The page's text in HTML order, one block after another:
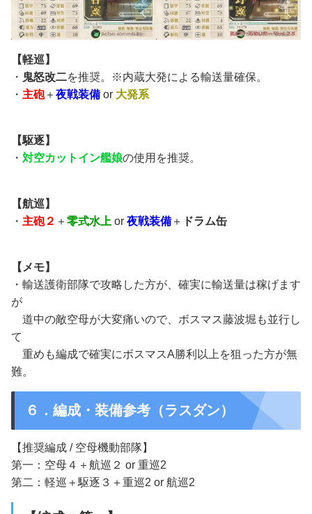
【軽巡】
・ 鬼怒改二を推奨。※内蔵大発による輸送量確保。
・ 主砲＋夜戦装備 or 大発系
【駆逐】
・ 対空カットイン艦娘の使用を推奨。
【航巡】
・ 主砲２ ＋零式水上 or 夜戦装備 ＋ ドラム缶
【メモ】
・輸送護衛部隊で攻略した方が、確実に輸送量は稼げます
が
道中の敵空母が大変痛いので、ボスマス藤波堀も並行し
て
重めも編成で確実にボスマスA勝利以上を狙った方が無
難。
６．編成・装備参考（ラスダン）
【推奨編成 / 空母機動部隊】
第一：空母４＋航巡２ or 重巡2
第二：軽巡＋駆逐３＋重巡2 or 航巡2